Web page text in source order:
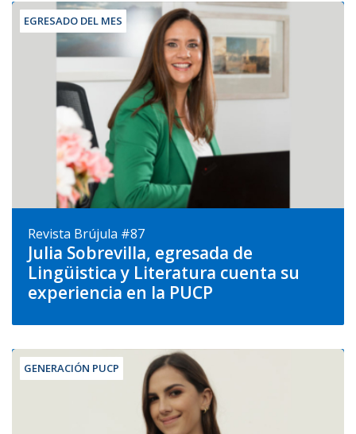
EGRESADO DEL MES
Revista Brújula #87
Julia Sobrevilla, egresada de
Lingüistica y Literatura cuenta su
experiencia en la PUCP
GENERACIÓN PUCP